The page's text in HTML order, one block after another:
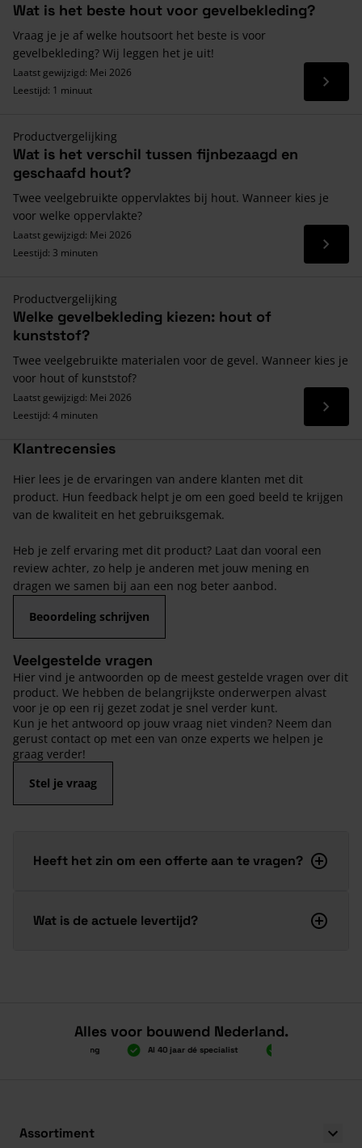
Wat is het beste hout voor gevelbekleding?
Vraag je je af welke houtsoort het beste is voor
gevelbekleding? Wij leggen het je uit!
Laatst gewijzigd: Mei 2026
Leestijd: 1 minuut
Lees
Productvergelijking
Wat is het verschil tussen fijnbezaagd en
geschaafd hout?
Twee veelgebruikte oppervlaktes bij hout. Wanneer kies je
voor welke oppervlakte?
Laatst gewijzigd: Mei 2026
Leestijd: 3 minuten
Lees
Productvergelijking
Welke gevelbekleding kiezen: hout of
kunststof?
Twee veelgebruikte materialen voor de gevel. Wanneer kies je
voor hout of kunststof?
Laatst gewijzigd: Mei 2026
Leestijd: 4 minuten
Lees
Klantrecensies
Hier lees je de ervaringen van andere klanten met dit
product. Hun feedback helpt je om een goed beeld te krijgen
van de kwaliteit en het gebruiksgemak.
Heb je zelf ervaring met dit product? Laat dan vooral een
review achter, zo help je anderen met jouw mening en
dragen we samen bij aan een nog beter aanbod.
Beoordeling schrijven
Veelgestelde vragen
Hier vind je antwoorden op de meest gestelde vragen over dit
product. We hebben de belangrijkste onderwerpen alvast
voor je op een rij gezet zodat je snel verder kunt.
Kun je het antwoord op jouw vraag niet vinden? Neem dan
gerust contact op met een van onze experts we helpen je
graag verder!
Stel je vraag
Heeft het zin om een offerte aan te vragen?
Wat is de actuele levertijd?
Alles voor bouwend Nederland.
gratis verzending Al 40 jaar dé specialist
Assortiment